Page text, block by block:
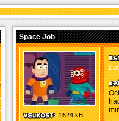
Space Job
1524 kB